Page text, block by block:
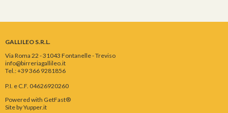
GALLILEO S.R.L.
Via Roma 22 - 31043 Fontanelle - Treviso
info@birreriagallileo.it
Tel.: +39 366 9281856
P.I. e C.F. 04626920260
Powered with GetFast®
Site byYupper.it